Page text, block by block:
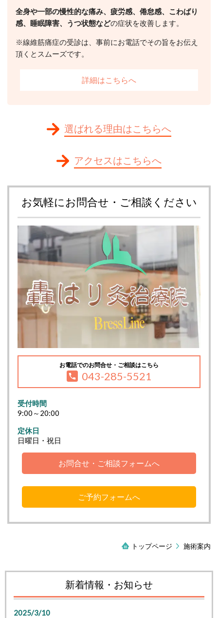
全身や一部の慢性的な痛み、疲労感、倦怠感、こわばり
感、睡眠障害、うつ状態などの症状を改善します。
※線維筋痛症の受診は、事前にお電話でその旨をお伝え
頂くとスムーズです。
詳細はこちらへ
選ばれる理由はこちらへ
アクセスはこちらへ
お気軽にお問合せ・ご相談ください
お電話でのお問合せ・ご相談はこちら
043-285-5521
受付時間
9:00～20:00
定休日
日曜日・祝日
お問合せ・ご相談フォームへ
ご予約フォームへ
トップページ 施術案内
新着情報・お知らせ
2025/3/10